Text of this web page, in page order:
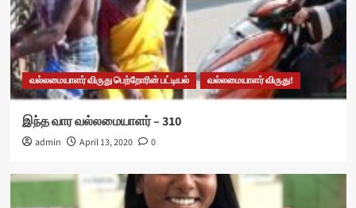
வல்லமையாளர் விருது பெற்றோரின் பட்டியல் வல்லமையாளர் விருது!
இந்த வார வல்லமையாளர் – 310
admin April 13, 2020 0